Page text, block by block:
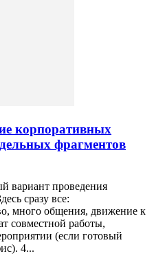
корпоративных
фрагментов
вариант проведения
сразу все:
много общения, движение к
совместной работы,
(если готовый
4...